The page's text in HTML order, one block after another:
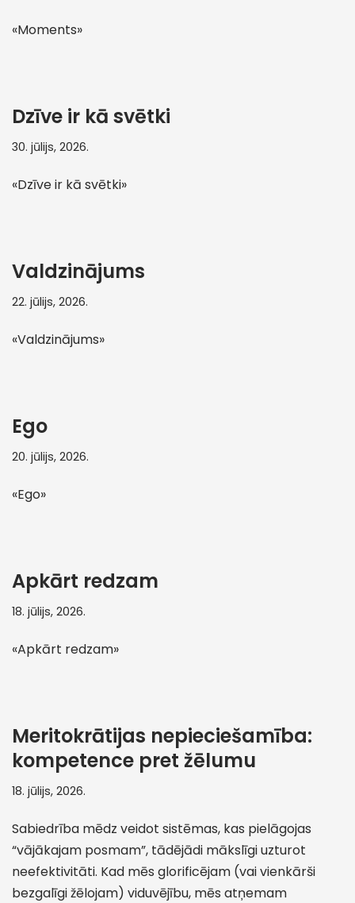
«Moments»
Dzīve ir kā svētki
30. jūlijs, 2026.
«Dzīve ir kā svētki»
Valdzinājums
22. jūlijs, 2026.
«Valdzinājums»
Ego
20. jūlijs, 2026.
«Ego»
Apkārt redzam
18. jūlijs, 2026.
«Apkārt redzam»
Meritokrātijas nepieciešamība:
kompetence pret žēlumu
18. jūlijs, 2026.
Sabiedrība mēdz veidot sistēmas, kas pielāgojas
“vājākajam posmam”, tādējādi mākslīgi uzturot
neefektivitāti. Kad mēs glorificējam (vai vienkārši
bezgalīgi žēlojam) viduvējību, mēs atņemam